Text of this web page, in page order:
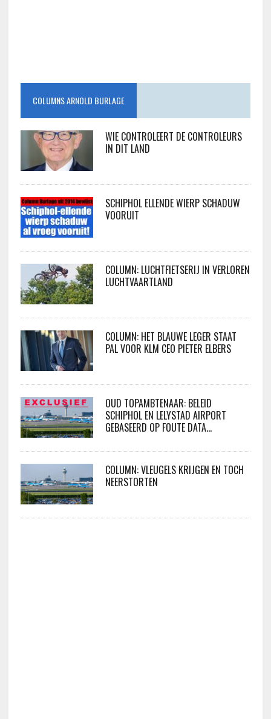
COLUMNS ARNOLD BURLAGE
WIE CONTROLEERT DE CONTROLEURS
IN DIT LAND
SCHIPHOL ELLENDE WIERP SCHADUW
VOORUIT
COLUMN: LUCHTFIETSERIJ IN VERLOREN
LUCHTVAARTLAND
COLUMN: HET BLAUWE LEGER STAAT
PAL VOOR KLM CEO PIETER ELBERS
OUD TOPAMBTENAAR: BELEID
SCHIPHOL EN LELYSTAD AIRPORT
GEBASEERD OP FOUTE DATA…
COLUMN: VLEUGELS KRIJGEN EN TOCH
NEERSTORTEN